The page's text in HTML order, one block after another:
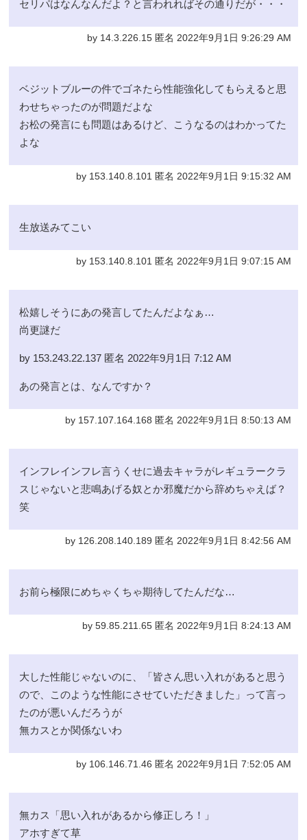
セリパはなんなんだよ？と言われればその通りだが・・・
by 14.3.226.15 匿名 2022年9月1日 9:26:29 AM
ベジットブルーの件でゴネたら性能強化してもらえると思
わせちゃったのが問題だよな
お松の発言にも問題はあるけど、こうなるのはわかってた
よな
by 153.140.8.101 匿名 2022年9月1日 9:15:32 AM
生放送みてこい
by 153.140.8.101 匿名 2022年9月1日 9:07:15 AM
松嬉しそうにあの発言してたんだよなぁ…
尚更謎だ
by 153.243.22.137 匿名 2022年9月1日 7:12 AM
あの発言とは、なんですか？
by 157.107.164.168 匿名 2022年9月1日 8:50:13 AM
インフレインフレ言うくせに過去キャラがレギュラークラ
スじゃないと悲鳴あげる奴とか邪魔だから辞めちゃえば？
笑
by 126.208.140.189 匿名 2022年9月1日 8:42:56 AM
お前ら極限にめちゃくちゃ期待してたんだな…
by 59.85.211.65 匿名 2022年9月1日 8:24:13 AM
大した性能じゃないのに、「皆さん思い入れがあると思う
ので、このような性能にさせていただきました」って言っ
たのが悪いんだろうが
無カスとか関係ないわ
by 106.146.71.46 匿名 2022年9月1日 7:52:05 AM
無カス「思い入れがあるから修正しろ！」
アホすぎて草